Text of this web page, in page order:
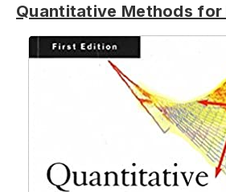
Quantitative Methods for